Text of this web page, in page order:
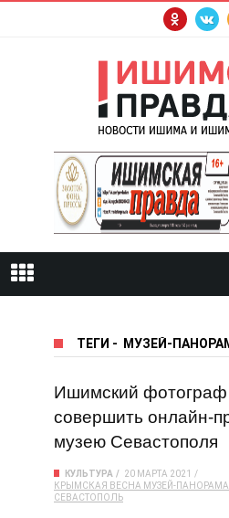
ТЕГИ - МУЗЕЙ-
Ишимский фотограф
совершить онлайн-
музею Севастополя
КУЛЬТУРА
20 МАРТА 2021
КРЫМСКАЯ ВЕСНА МУЗЕЙ-ПАНОРАМА
СЕВАСТОПОЛЬ